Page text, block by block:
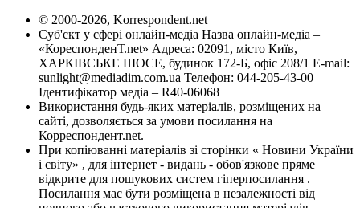
© 2000-2026, Korrespondent.net
Суб'єкт у сфері онлайн-медіа Назва онлайн-медіа –
«КореспонденТ.net» Адреса: 02091, місто Київ,
ХАРКІВСЬКЕ ШОСЕ, будинок 172-Б, офіс 208/1 E-mail:
sunlight@mediadim.com.ua Телефон: 044-205-43-00
Ідентифікатор медіа – R40-06068
Використання будь-яких матеріалів, розміщених на
сайті, дозволяється за умови посилання на
Корреспондент.net.
При копіюванні матеріалів зі сторінки « Новини України
і світу» , для інтернет - видань - обов'язкове пряме
відкрите для пошукових систем гіперпосилання .
Посилання має бути розміщена в незалежності від